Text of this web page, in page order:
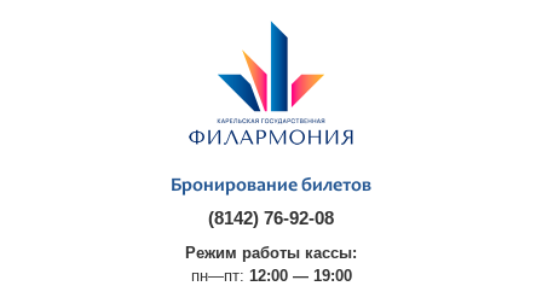
Бронирование билетов
(8142) 76-92-08
Режим работы кассы:
пн—пт: 12:00 — 19:00